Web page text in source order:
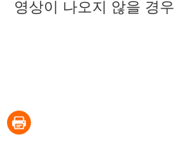
영상이 나오지 않을 경우